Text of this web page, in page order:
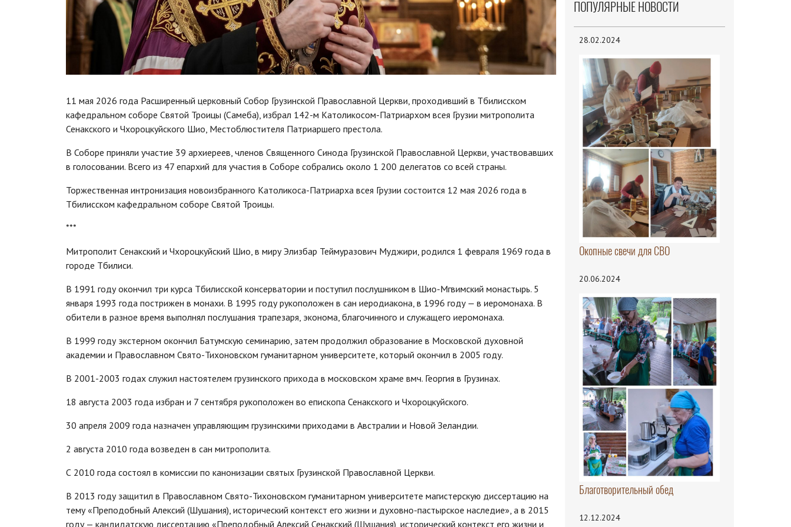
11 мая 2026 года Расширенный церковный Собор Грузинской Православной Церкви, проходивший в Тбилисском
кафедральном соборе Святой Троицы (Самеба), избрал 142-м Католикосом-Патриархом всея Грузии митрополита
Сенакского и Чхороцкуйского Шио, Местоблюстителя Патриаршего престола.
В Соборе приняли участие 39 архиереев, членов Священного Синода Грузинской Православной Церкви, участвовавших
в голосовании. Всего из 47 епархий для участия в Соборе собрались около 1 200 делегатов со всей страны.
Торжественная интронизация новоизбранного Католикоса-Патриарха всея Грузии состоится 12 мая 2026 года в
Тбилисском кафедральном соборе Святой Троицы.
***
Митрополит Сенакский и Чхороцкуйский Шио, в миру Элизбар Теймуразович Муджири, родился 1 февраля 1969 года в
городе Тбилиси.
В 1991 году окончил три курса Тбилисской консерватории и поступил послушником в Шио-Мгвимский монастырь. 5
января 1993 года пострижен в монахи. В 1995 году рукоположен в сан иеродиакона, в 1996 году — в иеромонаха. В
обители в разное время выполнял послушания трапезаря, эконома, благочинного и служащего иеромонаха.
В 1999 году экстерном окончил Батумскую семинарию, затем продолжил образование в Московской духовной
академии и Православном Свято-Тихоновском гуманитарном университете, который окончил в 2005 году.
В 2001-2003 годах служил настоятелем грузинского прихода в московском храме вмч. Георгия в Грузинах.
18 августа 2003 года избран и 7 сентября рукоположен во епископа Сенакского и Чхороцкуйского.
30 апреля 2009 года назначен управляющим грузинскими приходами в Австралии и Новой Зеландии.
2 августа 2010 года возведен в сан митрополита.
С 2010 года состоял в комиссии по канонизации святых Грузинской Православной Церкви.
В 2013 году защитил в Православном Свято-Тихоновском гуманитарном университете магистерскую диссертацию на
тему «Преподобный Алексий (Шушания), исторический контекст его жизни и духовно-пастырское наследие», а в 2015
году — кандидатскую диссертацию «Преподобный Алексий Сенакский (Шушания), исторический контекст его жизни и
ПОПУЛЯРНЫЕ НОВОСТИ
28.02.2024
Окопные свечи для СВО
20.06.2024
Благотворительный обед
12.12.2024